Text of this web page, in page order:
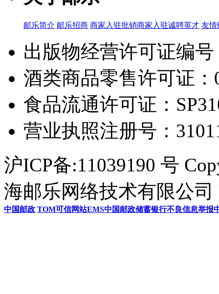
邮乐简介 邮乐招商 商家入驻批销商家入驻诚聘英才 友情
出版物经营许可证编
酒类商品零售许可证：
食品流通许可证：
营业执照注册号：
沪ICP备:11039190 号
海邮乐网络技术有限公司
中国邮政 TOM可信网站EMS中国邮政储蓄银行不良信息举报